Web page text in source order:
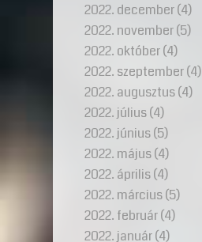
2022. december(4)
2022. november(5)
2022. október(4)
2022. szeptember(4)
2022. augusztus(4)
2022. július(4)
2022. június(5)
2022. május(4)
2022. április(4)
2022. március(5)
2022. február(4)
2022. január(4)